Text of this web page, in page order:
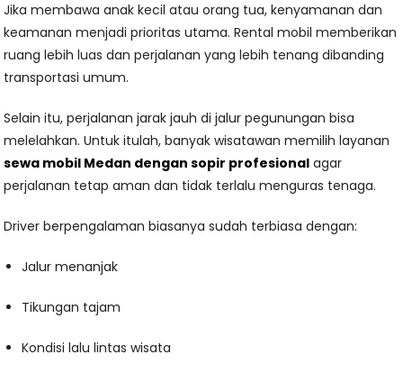
Jika membawa anak kecil atau orang tua, kenyamanan dan
keamanan menjadi prioritas utama. Rental mobil memberikan
ruang lebih luas dan perjalanan yang lebih tenang dibanding
transportasi umum.
Selain itu, perjalanan jarak jauh di jalur pegunungan bisa
melelahkan. Untuk itulah, banyak wisatawan memilih layanan
sewa mobil Medan dengan sopir profesional agar
perjalanan tetap aman dan tidak terlalu menguras tenaga.
Driver berpengalaman biasanya sudah terbiasa dengan:
Jalur menanjak
Tikungan tajam
Kondisi lalu lintas wisata